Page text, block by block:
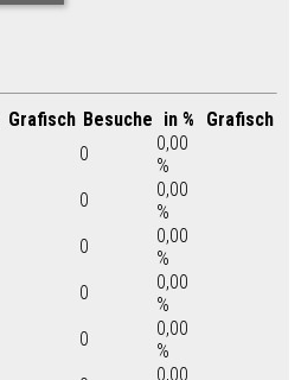
Grafisch Besuche in %
Grafisch
0
0,00
%
0
0,00
%
0
0,00
%
0
0,00
%
0
0,00
%
0,00